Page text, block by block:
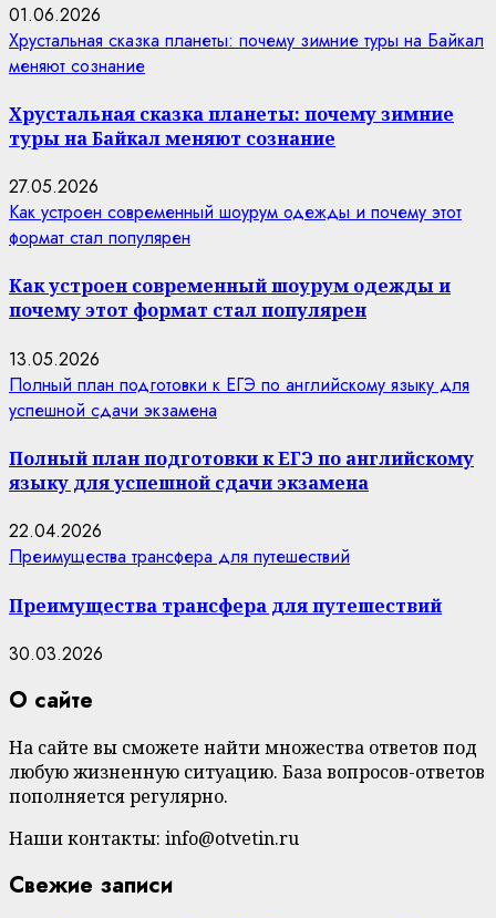
01.06.2026
Хрустальная сказка планеты: почему зимние туры на Байкал
меняют сознание
Хрустальная сказка планеты: почему зимние
туры на Байкал меняют сознание
27.05.2026
Как устроен современный шоурум одежды и почему этот
формат стал популярен
Как устроен современный шоурум одежды и
почему этот формат стал популярен
13.05.2026
Полный план подготовки к ЕГЭ по английскому языку для
успешной сдачи экзамена
Полный план подготовки к ЕГЭ по английскому
языку для успешной сдачи экзамена
22.04.2026
Преимущества трансфера для путешествий
Преимущества трансфера для путешествий
30.03.2026
О сайте
На сайте вы сможете найти множества ответов под
любую жизненную ситуацию. База вопросов-ответов
пополняется регулярно.
Наши контакты: info@otvetin.ru
Свежие записи